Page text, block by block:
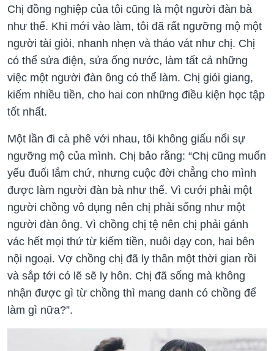
Chị đồng nghiệp của tôi cũng là một người đàn bà
như thế. Khi mới vào làm, tôi đã rất ngưỡng mộ một
người tài giỏi, nhanh nhẹn và tháo vát như chị. Chị
có thể sửa điện, sửa ống nước, làm tất cả những
việc một người đàn ông có thể làm. Chị giỏi giang,
kiếm nhiều tiền, cho hai con những điều kiện học tập
tốt nhất.
Một lần đi cà phê với nhau, tôi không giấu nổi sự
ngưỡng mộ của mình. Chị bảo rằng: “Chị cũng muốn
yếu đuối lắm chứ, nhưng cuộc đời chẳng cho mình
được làm người đàn bà như thế. Vì cưới phải một
người chồng vô dụng nên chị phải sống như một
người đàn ông. Vì chồng chị tệ nên chị phải gánh
vác hết mọi thứ từ kiếm tiền, nuôi dạy con, hai bên
nội ngoại. Vợ chồng chị đã ly thân một thời gian rồi
và sắp tới có lẽ sẽ ly hôn. Chị đã sống mà không
nhận được gì từ chồng thì mang danh có chồng để
làm gì nữa?”.